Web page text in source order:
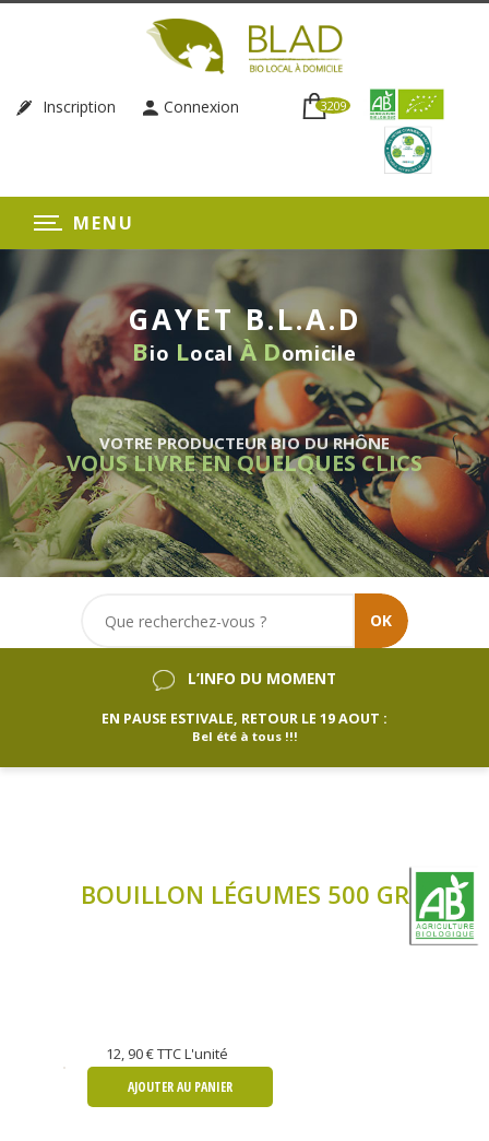
Inscription Connexion 3209
MENU
GAYET B.L.A.D
Bio LocalÀ Domicile
VOTRE PRODUCTEUR BIO DU RHÔNE
VOUS LIVRE EN QUELQUES CLICS
OK
L’INFO DU MOMENT
EN PAUSE ESTIVALE, RETOUR LE 19 AOUT :
Bel été à tous !!!
BOUILLON LÉGUMES 500 GR
12, 90 €TTC L'unité
AJOUTER AU PANIER